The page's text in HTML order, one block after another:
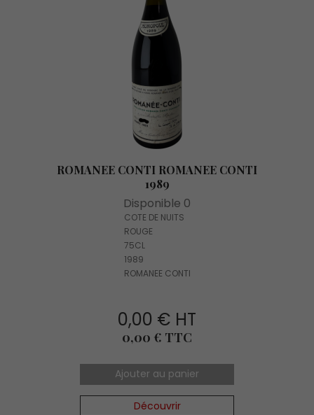
ROMANEE CONTI ROMANEE CONTI
1989
Disponible 0
COTE DE NUITS
ROUGE
75CL
1989
ROMANEE CONTI
0,00 € HT
Prix
0,00 € TTC
Ajouter au panier
Découvrir